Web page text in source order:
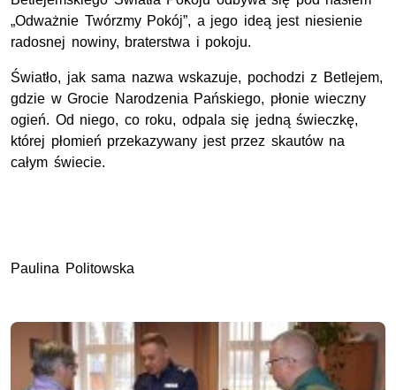
„Odważnie Twórzmy Pokój”, a jego ideą jest niesienie
radosnej nowiny, braterstwa i pokoju.
Światło, jak sama nazwa wskazuje, pochodzi z Betlejem,
gdzie w Grocie Narodzenia Pańskiego, płonie wieczny
ogień. Od niego, co roku, odpala się jedną świeczkę,
której płomień przekazywany jest przez skautów na
całym świecie.
Paulina Politowska